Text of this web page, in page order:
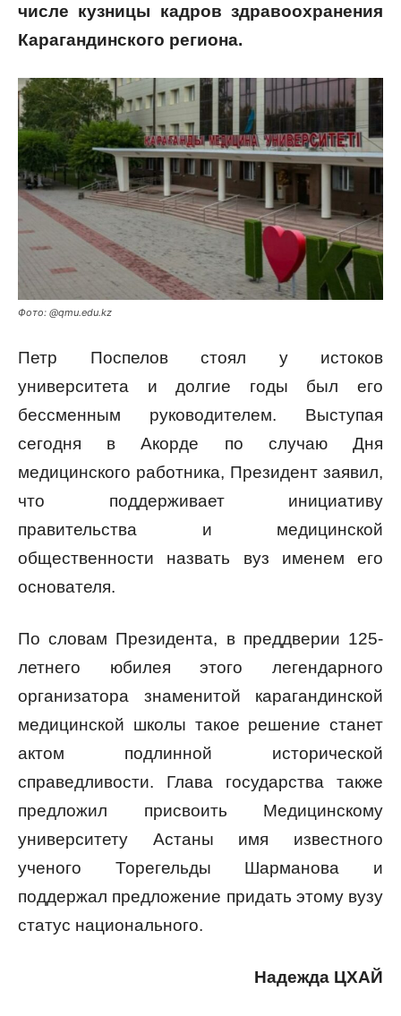
числе кузницы кадров здравоохранения
Карагандинского региона.
Фото: @qmu.edu.kz
Петр Поспелов стоял у истоков
университета и долгие годы был его
бессменным руководителем. Выступая
сегодня в Акорде по случаю Дня
медицинского работника, Президент заявил,
что поддерживает инициативу
правительства и медицинской
общественности назвать вуз именем его
основателя.
По словам Президента, в преддверии 125-
летнего юбилея этого легендарного
организатора знаменитой карагандинской
медицинской школы такое решение станет
актом подлинной исторической
справедливости. Глава государства также
предложил присвоить Медицинскому
университету Астаны имя известного
ученого Торегельды Шарманова и
поддержал предложение придать этому вузу
статус национального.
Надежда ЦХАЙ